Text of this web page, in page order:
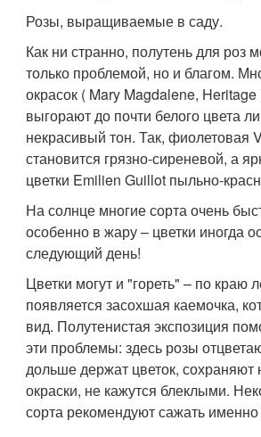
Розы, выращиваемые в саду.
Как ни странно, полутень для роз
только проблемой, но и благом.
окрасок ( Mary Magdalene,
выгорают до почти белого цвета
некрасивый тон. Так, фиолетовая
становится грязно-сиреневой, а
цветки Emilien Guillot пыльно-
На солнце многие сорта очень
особенно в жару – цветки иногда
следующий день!
Цветки могут и "гореть" – по краю
появляется засохшая каемочка,
вид. Полутенистая экспозиция
эти проблемы: здесь розы
дольше держат цветок,
окраски, не кажутся блеклыми.
сорта рекомендуют сажать именно